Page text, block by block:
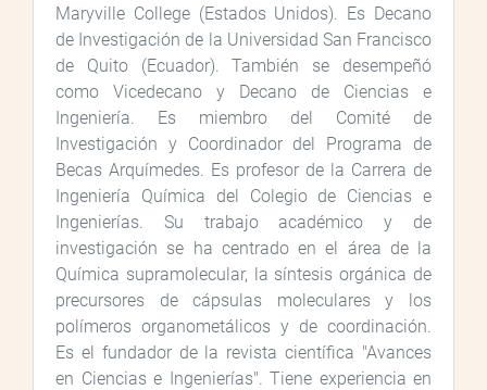
Maryville College (Estados Unidos). Es Decano
de Investigación de la Universidad San Francisco
de Quito (Ecuador). También se desempeñó
como Vicedecano y Decano de Ciencias e
Ingeniería. Es miembro del Comité de
Investigación y Coordinador del Programa de
Becas Arquímedes. Es profesor de la Carrera de
Ingeniería Química del Colegio de Ciencias e
Ingenierías. Su trabajo académico y de
investigación se ha centrado en el área de la
Química supramolecular, la síntesis orgánica de
precursores de cápsulas moleculares y los
polímeros organometálicos y de coordinación.
Es el fundador de la revista científica "Avances
en Ciencias e Ingenierías". Tiene experiencia en